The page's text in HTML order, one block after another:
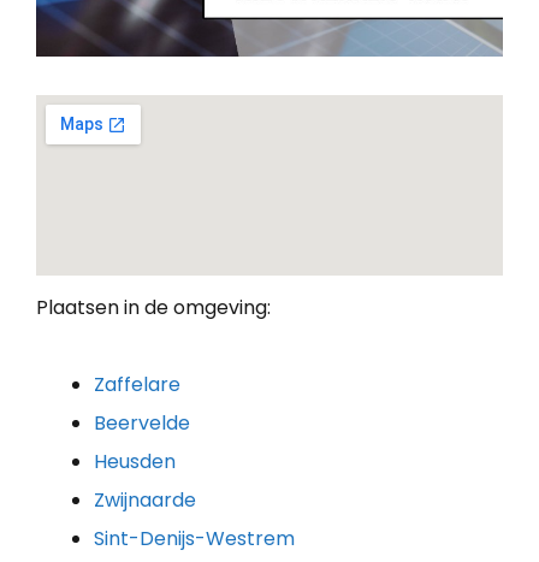
Plaatsen in de omgeving:
Zaffelare
Beervelde
Heusden
Zwijnaarde
Sint-Denijs-Westrem